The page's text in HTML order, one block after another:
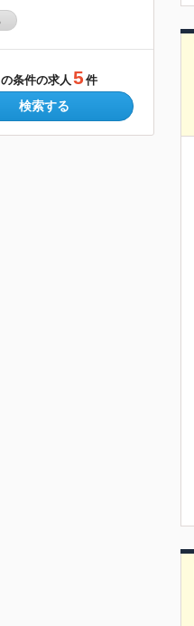
条件の求人5 件
検索する